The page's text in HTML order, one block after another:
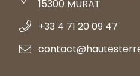
15300 MURAT
+33 4 71 20 09 47